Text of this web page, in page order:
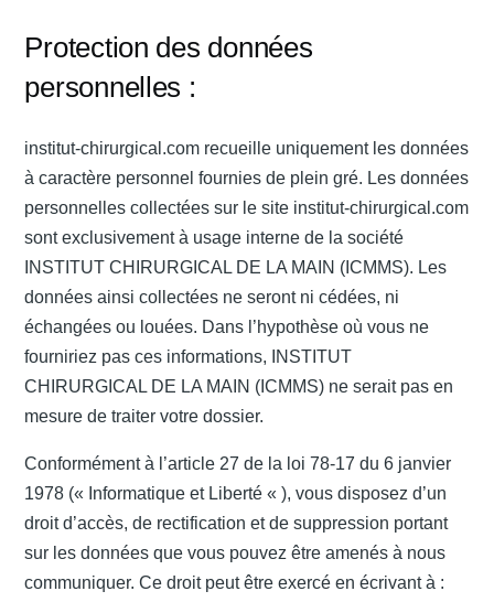
Protection des données
personnelles :
institut-chirurgical.com recueille uniquement les données
à caractère personnel fournies de plein gré. Les données
personnelles collectées sur le site institut-chirurgical.com
sont exclusivement à usage interne de la société
INSTITUT CHIRURGICAL DE LA MAIN (ICMMS). Les
données ainsi collectées ne seront ni cédées, ni
échangées ou louées. Dans l’hypothèse où vous ne
fourniriez pas ces informations, INSTITUT
CHIRURGICAL DE LA MAIN (ICMMS) ne serait pas en
mesure de traiter votre dossier.
Conformément à l’article 27 de la loi 78-17 du 6 janvier
1978 (« Informatique et Liberté « ), vous disposez d’un
droit d’accès, de rectification et de suppression portant
sur les données que vous pouvez être amenés à nous
communiquer. Ce droit peut être exercé en écrivant à :